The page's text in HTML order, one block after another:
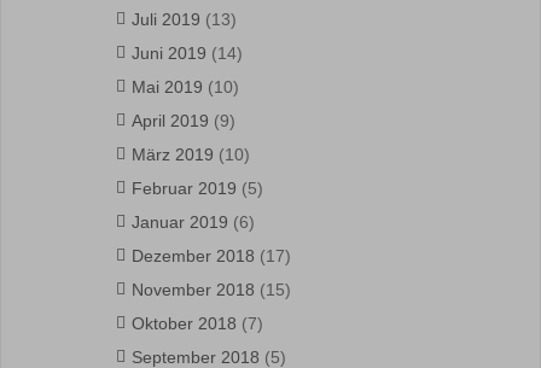
Juli 2019 (13)
Juni 2019 (14)
Mai 2019 (10)
April 2019 (9)
März 2019 (10)
Februar 2019 (5)
Januar 2019 (6)
Dezember 2018 (17)
November 2018 (15)
Oktober 2018 (7)
September 2018 (5)